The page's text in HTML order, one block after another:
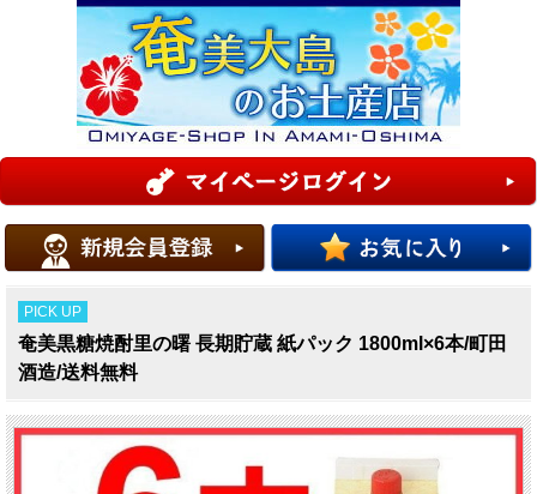
PICK UP
奄美黒糖焼酎里の曙 長期貯蔵 紙パック 1800ml×6本/町田
酒造/送料無料